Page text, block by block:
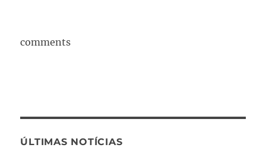
comments
ÚLTIMAS NOTÍCIAS